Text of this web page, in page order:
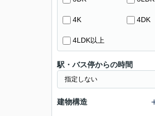
4K 4DK
4LDK以上
駅・バス停からの時間
建物構造